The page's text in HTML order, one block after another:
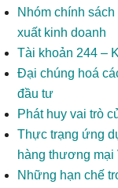
Nhóm chính
xuất kinh doanh
Tài khoản 244 –
Đại chúng hoá
đầu tư
Phát huy vai trò
Thực trạng ứng
hàng thương mại
Những hạn chế